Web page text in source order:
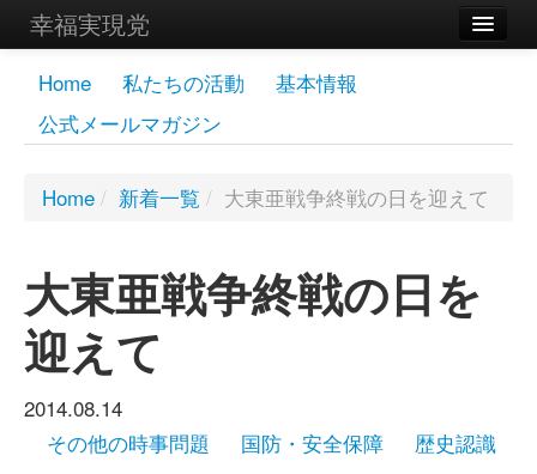
幸福実現党
メンバーズページ
党員
幸福の科学グループ
Home 私たちの活動
基本情報
公式メールマガジン
Home / 新着一覧 / 大東亜戦争終戦の日を迎えて
大東亜戦争終戦の日を
迎えて
2014.08.14
その他の時事問題
国防・安全保障 歴史認識